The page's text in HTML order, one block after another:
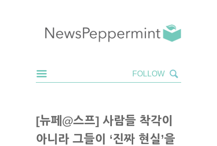
[뉴페@스프] 사람들 착각이
아니라 그들이 ‘진짜 현실’을